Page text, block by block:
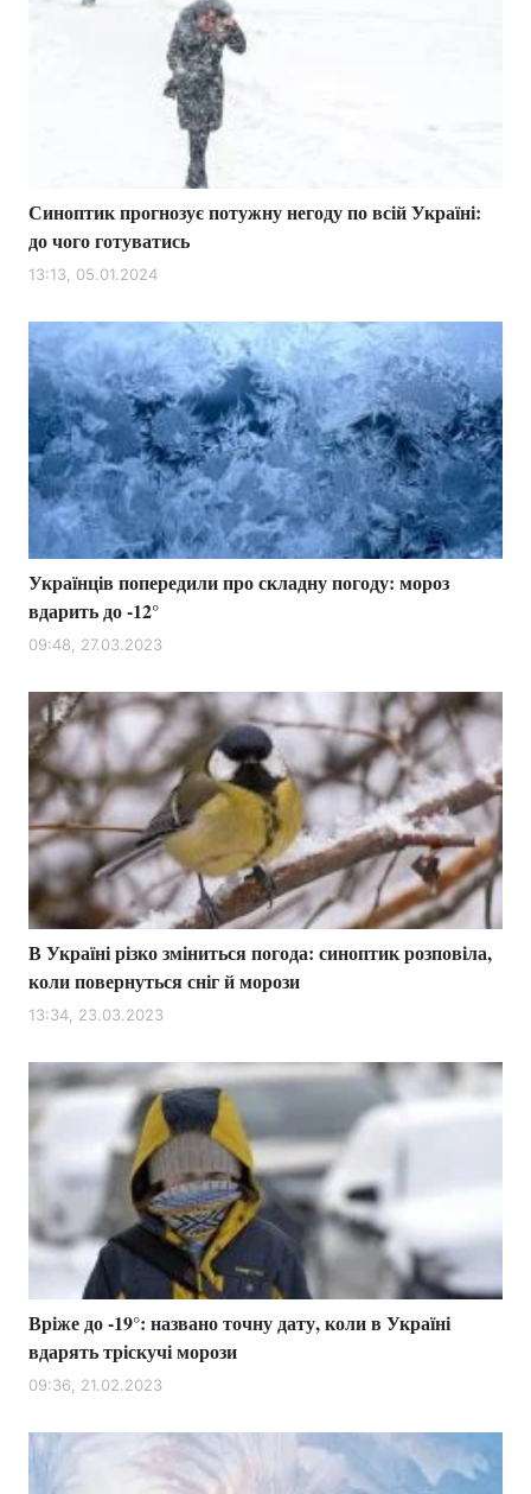
Синоптик прогнозує потужну негоду по всій Україні:
до чого готуватись
13:13, 05.01.2024
Українців попередили про складну погоду: мороз
вдарить до -12°
09:48, 27.03.2023
В Україні різко зміниться погода: синоптик розповіла,
коли повернуться сніг й морози
13:34, 23.03.2023
Вріже до -19°: названо точну дату, коли в Україні
вдарять тріскучі морози
09:36, 21.02.2023